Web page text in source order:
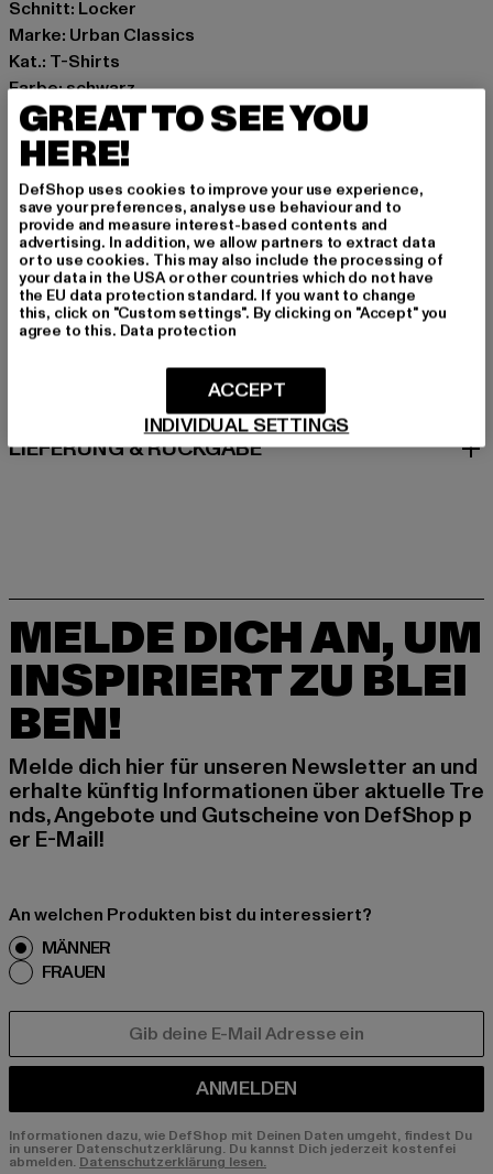
Schnitt: Locker
Marke: Urban Classics
Kat.: T-Shirts
Farbe: schwarz
Hersteller Farbe: black
Materialzusammensetzung: 100% Baumwolle
Art.Nr: TB8012-00007
Hersteller: TB International GmbH |info@tbint.de
Dr.-Robert-Murjahn-Straße 7 | 64372 Ober-Ramstadt |
DE
GRÖSSE & PASSFORM
LIEFERUNG & RÜCKGABE
MELDE DICH AN, UM
INSPIRIERT ZU BLEI
BEN!
Melde dich hier für unseren Newsletter an und
erhalte künftig Informationen über aktuelle Tre
nds, Angebote und Gutscheine von DefShop p
er E-Mail!
An welchen Produkten bist du interessiert?
MÄNNER
FRAUEN
ANMELDEN
Informationen dazu, wie DefShop mit Deinen Daten umgeht, findest Du
in unserer Datenschutzerklärung. Du kannst Dich jederzeit kostenfei
abmelden. Datenschutzerklärung lesen.
GREAT TO SEE YOU
HERE!
DefShop uses cookies to improve your use experience,
save your preferences, analyse use behaviour and to
provide and measure interest-based contents and
advertising. In addition, we allow partners to extract data
or to use cookies. This may also include the processing of
your data in the USA or other countries which do not have
the EU data protection standard. If you want to change
this, click on "Custom settings". By clicking on "Accept" you
agree to this. Data protection
INDIVIDUAL SETTINGS
ACCEPT